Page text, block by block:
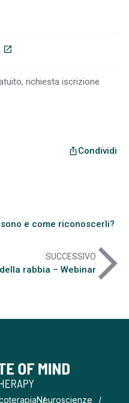
open_in_new
richiesta iscrizione
ios_shareCondividi
e come riconoscerli?
SUCCESSIVO
rabbia – Webinararrow_forward_ios
Neuroscienze